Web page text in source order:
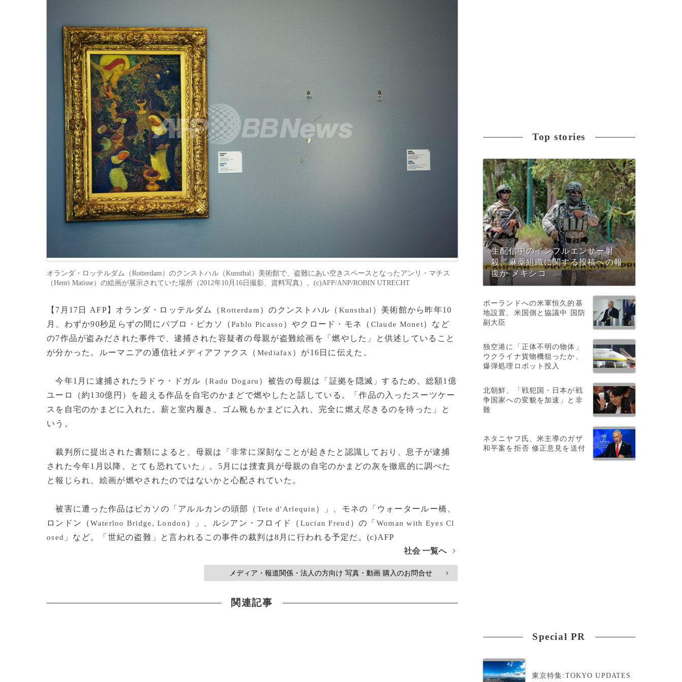
オランダ・ロッテルダム（Rotterdam）のクンストハル（Kunsthal）美術館で、盗難にあい空きスペースとなったアンリ・マチス
（Henri Matisse）の絵画が展示されていた場所（2012年10月16日撮影、資料写真）。(c)AFP/ANP/ROBIN UTRECHT
【7月17日 AFP】オランダ・ロッテルダム（Rotterdam ）のクンストハル（ Kunsthal ）美術館から昨年10
月、わずか90秒足らずの間にパブロ・ピカソ（Pablo Picasso ）やクロード・モネ（ Claude Monet）など
の7作品が盗みだされた事件で、逮捕された容疑者の母親が盗難絵画を「燃やした」と供述していること
が分かった。ルーマニアの通信社メディアファクス（ Mediafax ）が16日に伝えた。
今年1月に逮捕されたラドゥ・ドガル（Radu Dogaru ）被告の母親は「証拠を隠滅」するため、総額1億
ユーロ（約130億円）を超える作品を自宅のかまどで燃やしたと話している。「作品の入ったスーツケー
スを自宅のかまどに入れた。薪と室内履き、ゴム靴もかまどに入れ、完全に燃え尽きるのを待った」と
いう。
裁判所に提出された書類によると、母親は「非常に深刻なことが起きたと認識しており、息子が逮捕
された今年1月以降、とても恐れていた」。5月には捜査員が母親の自宅のかまどの灰を徹底的に調べた
と報じられ、絵画が燃やされたのではないかと心配されていた。
被害に遭った作品はピカソの「アルルカンの頭部（ Tete d'Arlequin ）」、モネの「ウォータールー橋、
ロンドン（Waterloo Bridge, London ）」、ルシアン・フロイド（ Lucian Freud ）の「 Woman with Eyes Cl
osed 」など。「世紀の盗難」と言われるこの事件の裁判は8月に行われる予定だ。(c)AFP
社会 一覧へ
>
メディア・報道関係・法人の方向け 写真・動画 購入のお問合せ >
関連記事
Top stories
生配信中のインフルエンサー射
殺、麻薬組織に関する投稿への報
復か メキシコ
ポーランドへの米軍恒久的基
地設置、米国側と協議中 国防
副大臣
独空港に「正体不明の物体」
ウクライナ貨物機狙ったか、
爆弾処理ロボット投入
北朝鮮、「戦犯国・日本が戦
争国家への変貌を加速」と非
難
ネタニヤフ氏、米主導のガザ
和平案を拒否 修正意見を送付
Special PR
東京特集:TOKYO UPDATES